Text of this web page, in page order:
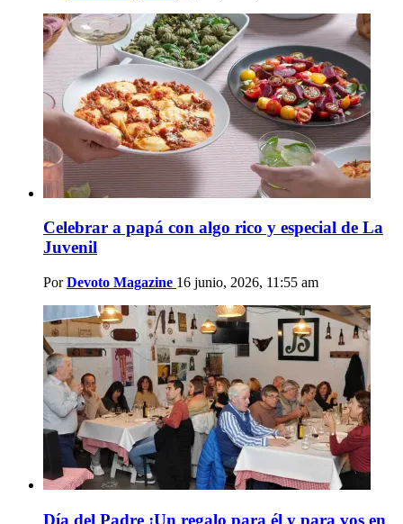
Celebrar a papá con algo rico y especial de La
Juvenil
Por Devoto Magazine 16 junio, 2026, 11:55 am
Día del Padre ¡Un regalo para él y para vos en